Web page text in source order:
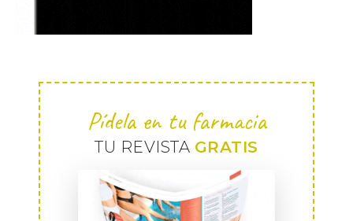
Pídela en tu farmacia
TU REVISTA GRATIS